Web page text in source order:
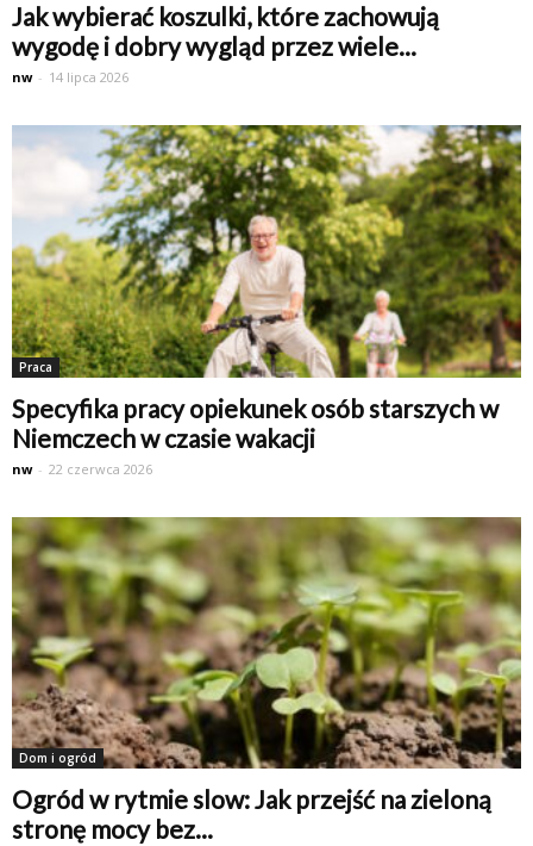
Jak wybierać koszulki, które zachowują
wygodę i dobry wygląd przez wiele...
nw - 14 lipca 2026
Praca
Specyfika pracy opiekunek osób starszych w
Niemczech w czasie wakacji
nw - 22 czerwca 2026
Dom i ogród
Ogród w rytmie slow: Jak przejść na zieloną
stronę mocy bez...